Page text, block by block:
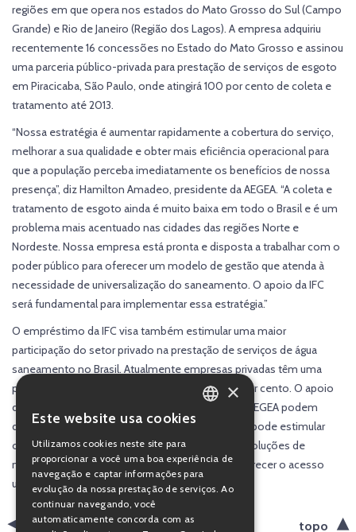
regiões em que opera nos estados do Mato Grosso do Sul (Campo
Grande) e Rio de Janeiro (Região dos Lagos). A empresa adquiriu
recentemente 16 concessões no Estado do Mato Grosso e assinou
uma parceria público-privada para prestação de serviços de esgoto
em Piracicaba, São Paulo, onde atingirá 100 por cento de coleta e
tratamento até 2013.
“Nossa estratégia é aumentar rapidamente a cobertura do serviço,
melhorar a sua qualidade e obter mais eficiência operacional para
que a população perceba imediatamente os benefícios de nossa
presença”, diz Hamilton Amadeo, presidente da AEGEA. “A coleta e
tratamento de esgoto ainda é muito baixa em todo o Brasil e é um
problema mais acentuado nas cidades das regiões Norte e
Nordeste. Nossa empresa está pronta e disposta a trabalhar com o
poder público para oferecer um modelo de gestão que atenda à
necessidade de universalização do saneamento. O apoio da IFC
será fundamental para implementar essa estratégia.”
O empréstimo da IFC visa também estimular uma maior
participação do setor privado na prestação de serviços de água
saneamento no Brasil. Atualmente empresas privadas têm uma
participação tímida neste setor, ao redor de 10 por cento. O apoio
da IFC e o crescimento de negócios como o da AEGEA podem
demonstrar a rentabilidade desses serviços. Isto pode estimular
outras empresas e investir no setor e introduzir soluções de
mercado para um desafio antigo no Brasil, de oferecer o acesso
universal à água e esgoto.
voltar topo
PORTUGUESE
×
Este website usa cookies
Utilizamos cookies neste site para
proporcionar a você uma boa experiência de
navegação e captar informações para
evolução da nossa prestação de serviços. Ao
continuar navegando, você
automaticamente concorda com as